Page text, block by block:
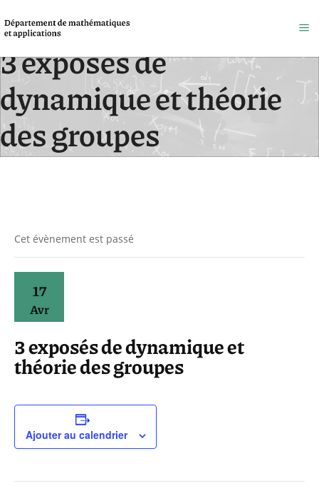
3 exposés de
dynamique et théorie
des groupes
Cet évènement est passé
17
Avr
3 exposés de dynamique et
théorie des groupes
Ajouter au calendrier